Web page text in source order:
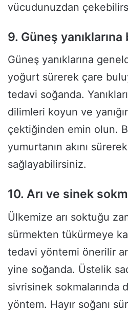
vücudunuzdan
9. Güneş
Güneş yanıklarına
yoğurt sürerek çare
tedavi soğanda.
dilimleri koyun ve
çektiğinden emin olun.
yumurtanın akını
sağlayabilirsiniz.
10. Arı ve sinek
Ülkemize arı soktuğu
sürmekten tükürmeye
tedavi yöntemi önerilir
yine soğanda. Üstelik
sivrisinek sokmalarında
yöntem. Hayır soğanı